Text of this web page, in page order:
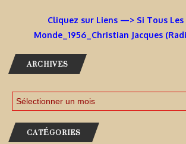
Cliquez sur Liens —> Si Tous Les
Monde_1956_Christian Jacques
ARCHIVES
CATÉGORIES